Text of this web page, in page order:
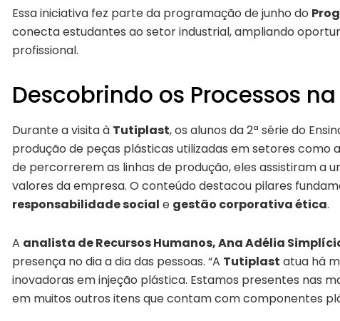
Essa iniciativa fez parte da programação de junho do
conecta estudantes ao setor industrial, ampliando
profissional.
Descobrindo os Processos
Durante a visita à Tutiplast, os alunos da 2ª série do
produção de peças plásticas utilizadas em setores
de percorrerem as linhas de produção, eles assistiram a
valores da empresa. O conteúdo destacou pilares
responsabilidade social e gestão corporativa ética.
A analista de Recursos Humanos, Ana Adélia
presença no dia a dia das pessoas. “A Tutiplast atua há
inovadoras em injeção plástica. Estamos presentes nas
em muitos outros itens que contam com componentes